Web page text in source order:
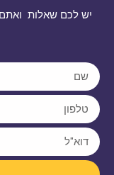
יש לכם שאלות ואתם